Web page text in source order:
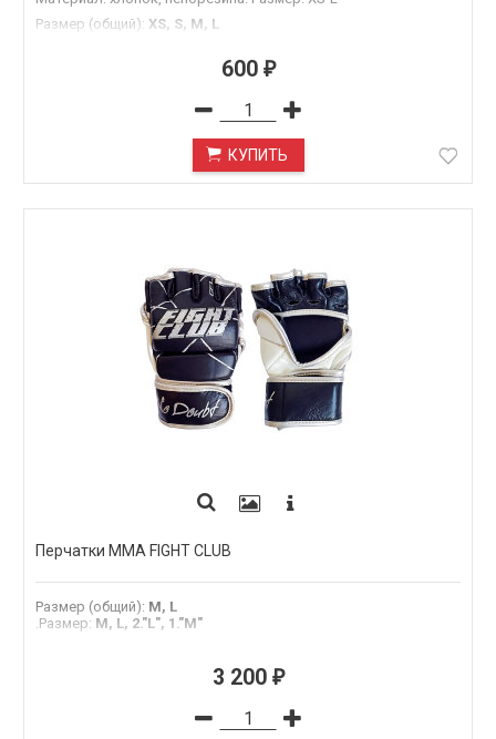
Размер (общий): XS, S, M, L
600 ₽
КУПИТЬ
Перчатки MMA FIGHT CLUB
Размер (общий): M, L
.Размер: M, L, 2."L", 1."M"
3 200 ₽